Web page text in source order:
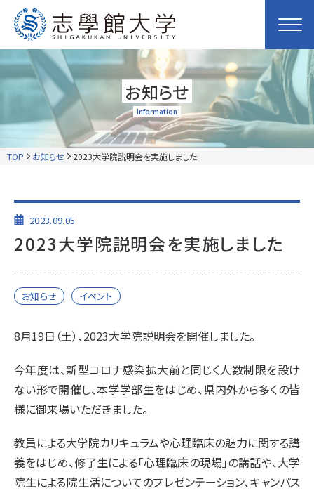
お知らせ
Information
TOP お知らせ 2023大学院説明会を実施しました
2023.09.05
2023大学院説明会を実施しました
お知らせ イベント
8月19日（土）、2023大学院説明会を開催しました。
今年度は、新型コロナ感染拡大前と同じく人数制限を設け
ない形で開催し、本学学部生をはじめ、県内外から多くの皆
様に御来場いただきました。
教員による大学院カリキュラムや心理臨床の魅力に関する講
義をはじめ、修了生による「心理臨床の現場」の講話や、大学
院生による院生活についてのプレゼンテーション、キャンパス